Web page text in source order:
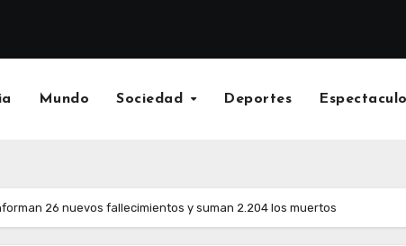
Mundo Sociedad Deportes
26 nuevos fallecimientos y suman 2.204 los muertos